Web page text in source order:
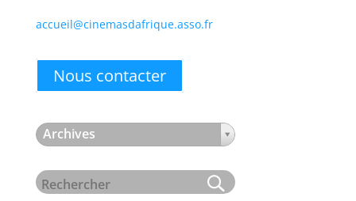
accueil@cinemasdafrique.asso.fr
Nous contacter
Archives